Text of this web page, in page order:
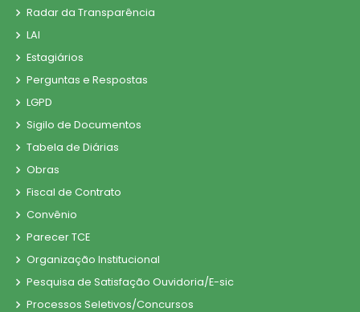
Radar da Transparência
LAI
Estagiários
Perguntas e Respostas
LGPD
Sigilo de Documentos
Tabela de Diárias
Obras
Fiscal de Contrato
Convênio
Parecer TCE
Organização Institucional
Pesquisa de Satisfação Ouvidoria/E-sic
Processos Seletivos/Concursos